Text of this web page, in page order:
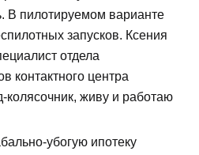
В пилотируемом варианте
запусков. Ксения
отдела
контактного центра
живу и работаю
убогую ипотеку